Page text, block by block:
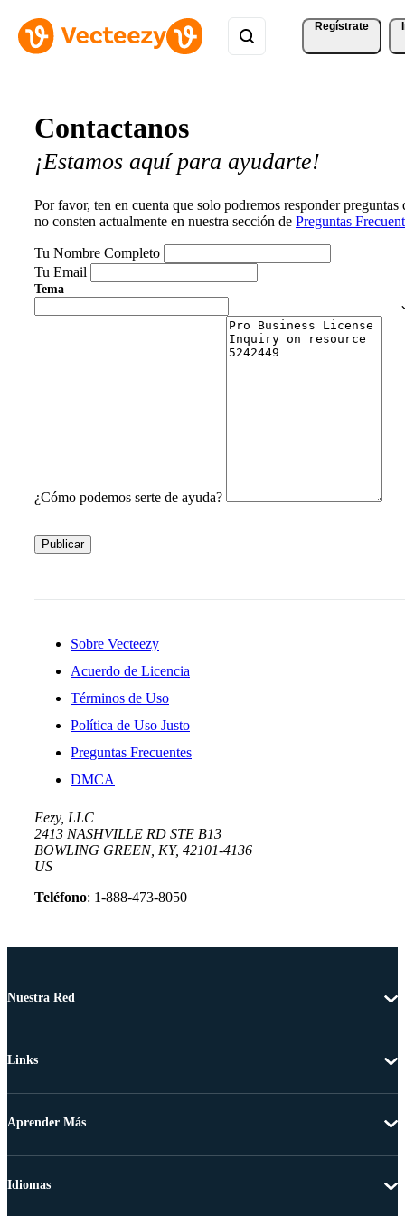
Regístrate
Contactanos
¡Estamos aquí para ayudarte!
Por favor, ten en cuenta que solo podremos responder preguntas
no consten actualmente en nuestra sección de Preguntas
Tu Nombre Completo
Tu Email
Tema
¿Cómo podemos serte de ayuda?
Publicar
Sobre Vecteezy
Acuerdo de Licencia
Términos de Uso
Política de Uso Justo
Preguntas Frecuentes
DMCA
Eezy, LLC
2413 NASHVILLE RD STE B13
BOWLING GREEN, KY, 42101-4136
US
Teléfono: 1-888-473-8050
Nuestra Red
Links
Aprender Más
Idiomas